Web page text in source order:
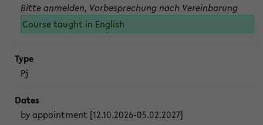
Bitte anmelden, Vorbesprechung nach Vereinbarung
Course taught in English
Pj
by appointment [12.10.2026-05.02.2027]